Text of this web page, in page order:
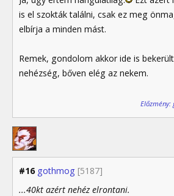
is el szokták találni, csak ez meg
elbírja a minden mást.
Remek, gondolom akkor ide is
nehézség, bőven elég az nekem.
Előzmény:
#16 gothmog [5187]
...40kt azért nehéz elrontani.